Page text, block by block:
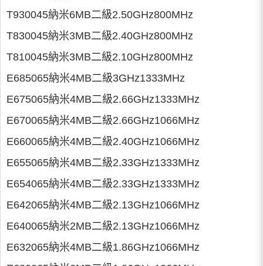
T930045納米6MB二級2.50GHz800MHz
T830045納米3MB二級2.40GHz800MHz
T810045納米3MB二級2.10GHz800MHz
E685065納米4MB二級3GHz1333MHz
E675065納米4MB二級2.66GHz1333MHz
E670065納米4MB二級2.66GHz1066MHz
E660065納米4MB二級2.40GHz1066MHz
E655065納米4MB二級2.33GHz1333MHz
E654065納米4MB二級2.33GHz1333MHz
E642065納米4MB二級2.13GHz1066MHz
E640065納米2MB二級2.13GHz1066MHz
E632065納米4MB二級1.86GHz1066MHz